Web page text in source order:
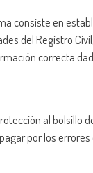
consiste en
del Registro
correcta
al bolsillo
por los